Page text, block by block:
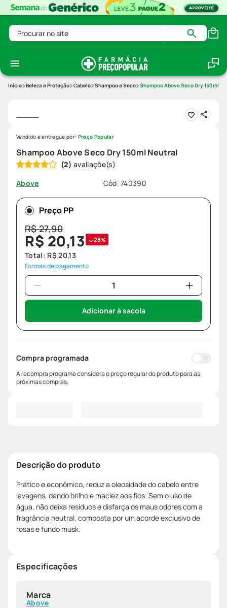
Procurar no site
Beleza e Proteção Cabelo Shampoo a Seco Shampoo Above Seco Dry 150ml
Shampoo Above Seco Dry 150ml Neutral
(2)
Above
Cód:740390
Vendido e entregue por: Preço Popular
Preço PP
R$27,90
R$ 20,13 28%
Total: R$ 20,13
Formas de pagamento
Adicionar à sacola
Compra programada
A recompra programa considera o preço regular do produto para as
próximas compras.
Descrição do produto
Prático e econômico, reduz a oleosidade do cabelo entre
lavagens, dando brilho e maciez aos fios. Sem o uso de
água, não deixa resíduos e disfarça os maus odores com a
fragrância neutral, composta por um acorde exclusivo de
rosas e fundo musk.
Especificações
Marca
Above